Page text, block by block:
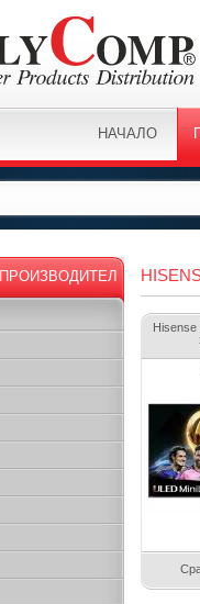
НАЧАЛО
ПРОИЗВОДИТЕЛ
Hisense